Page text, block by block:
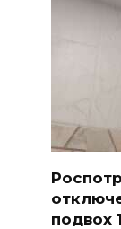
подвох